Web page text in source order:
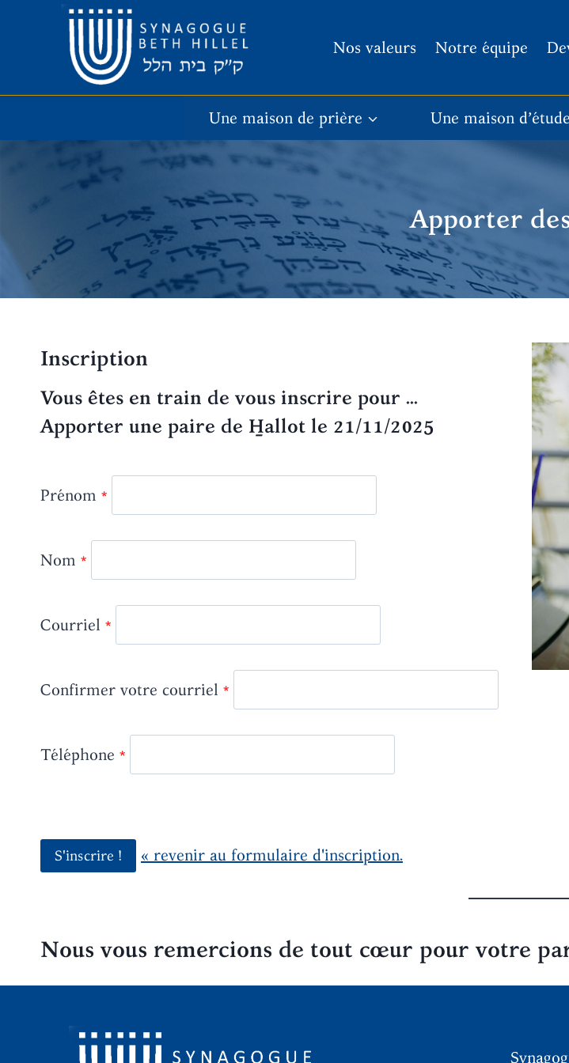
Nos valeurs Notre équipe
Une maison de prière Une maison d’étude
Apporter
Inscription
Vous êtes en train de vous inscrire pour ...
Apporter une paire de H̱allot le 21/11/2025
Prénom
Nom
Courriel
Confirmer votre courriel
Téléphone
« revenir au formulaire d'inscription.
Nous vous remercions de tout cœur pour votre